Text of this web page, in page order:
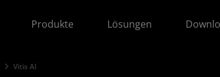
Produkte
Lösungen
Vitis AI